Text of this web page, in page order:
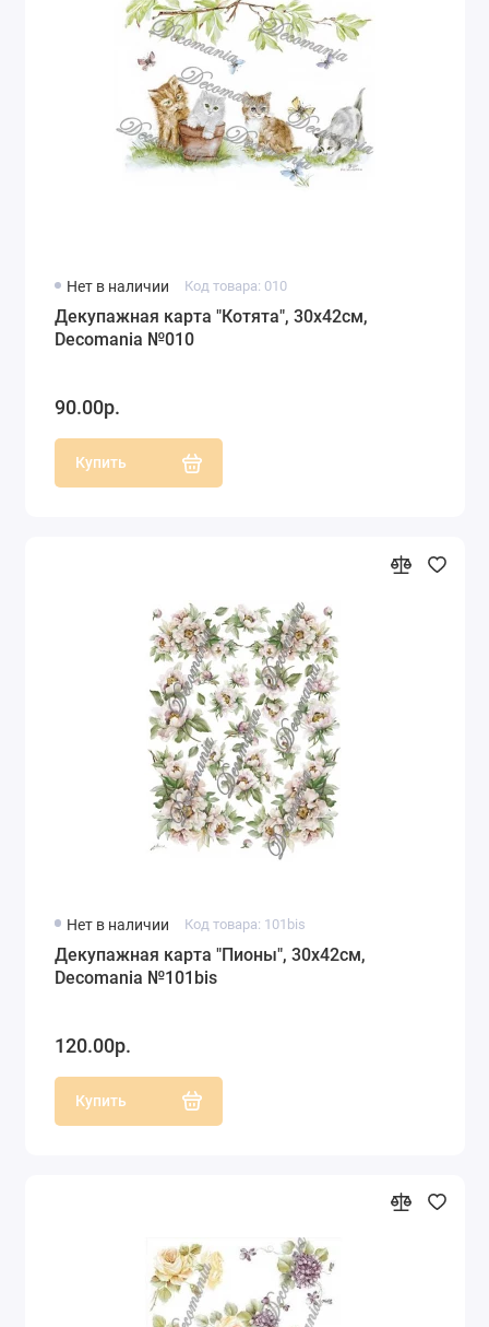
Нет в наличии Код товара: 010
Декупажная карта "Котята", 30х42см,
Decomania №010
90.00р.
Купить
Нет в наличии Код товара: 101bis
Декупажная карта "Пионы", 30х42см,
Decomania №101bis
120.00р.
Купить